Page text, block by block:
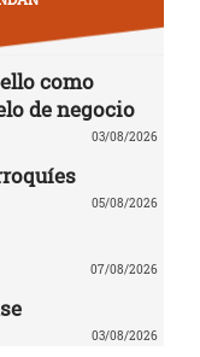
como
de negocio
03/08/2026
05/08/2026
07/08/2026
03/08/2026